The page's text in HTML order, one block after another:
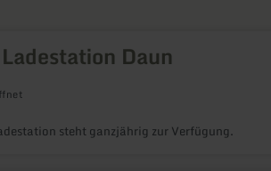
Daun
steht ganzjährig zur Verfügung.